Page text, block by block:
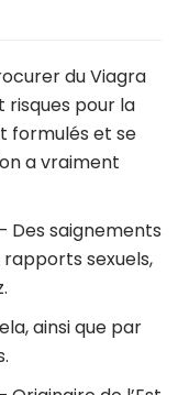
du Viagra
risques pour la
formulés et se
a vraiment
Des saignements
sexuels,
ainsi que par